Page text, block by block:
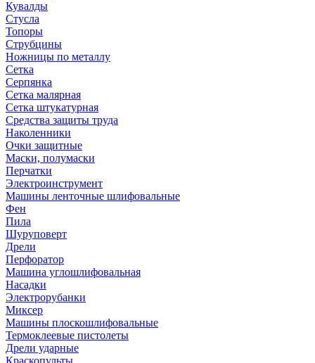
Кувалды
Стусла
Топоры
Струбцины
Ножницы по металлу
Сетка
Серпянка
Сетка малярная
Сетка штукатурная
Средства защиты труда
Наколенники
Очки защитные
Маски, полумаски
Перчатки
Электроинструмент
Машины ленточные шлифовальные
Фен
Пила
Шуруповерт
Дрели
Перфоратор
Машина углошлифовальная
Насадки
Электрорубанки
Миксер
Машины плоскошлифовальные
Термоклеевые пистолеты
Дрели ударные
Краскопульты